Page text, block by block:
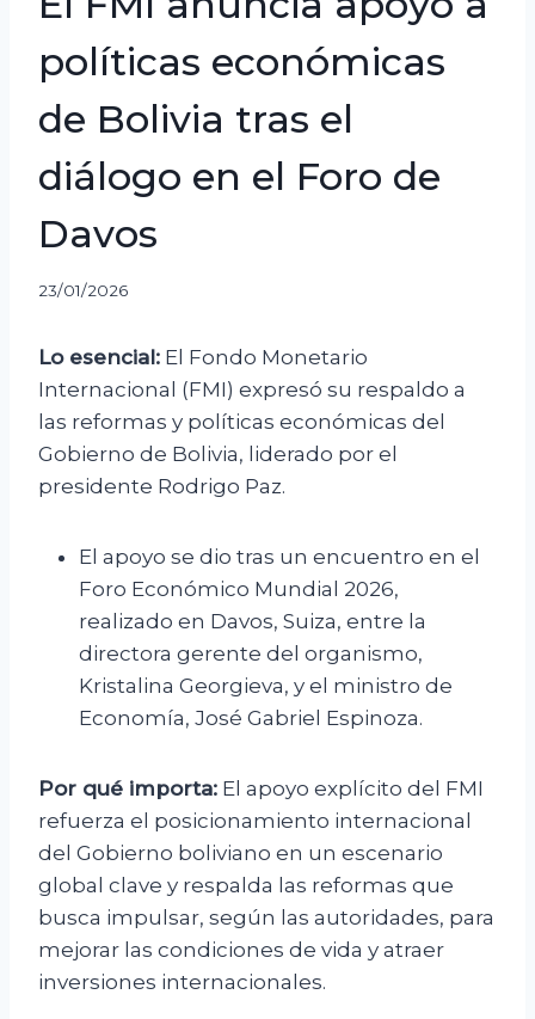
políticas económicas
de Bolivia tras el
diálogo en el Foro de
Davos
23/01/2026
Lo esencial: El Fondo Monetario
Internacional (FMI) expresó su respaldo a
las reformas y políticas económicas del
Gobierno de Bolivia, liderado por el
presidente Rodrigo Paz.
El apoyo se dio tras un encuentro en el
Foro Económico Mundial 2026,
realizado en Davos, Suiza, entre la
directora gerente del organismo,
Kristalina Georgieva, y el ministro de
Economía, José Gabriel Espinoza.
Por qué importa: El apoyo explícito del FMI
refuerza el posicionamiento internacional
del Gobierno boliviano en un escenario
global clave y respalda las reformas que
busca impulsar, según las autoridades, para
mejorar las condiciones de vida y atraer
inversiones internacionales.